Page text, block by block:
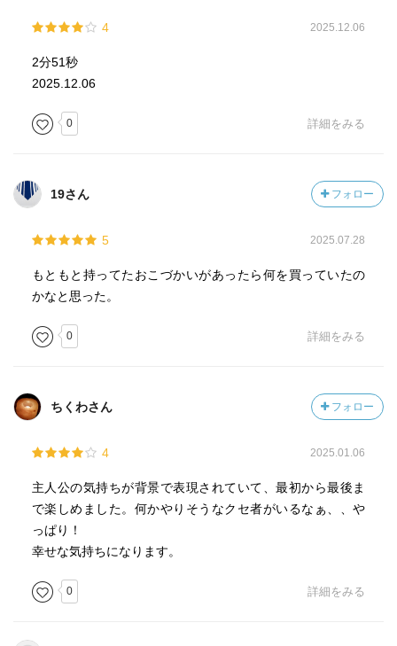
4 2025.12.06
2分51秒
2025.12.06
0 詳細をみる
19さん フォロー
5 2025.07.28
もともと持ってたおこづかいがあったら何を買っていたの
かなと思った。
0 詳細をみる
ちくわさん フォロー
4 2025.01.06
主人公の気持ちが背景で表現されていて、最初から最後ま
で楽しめました。何かやりそうなクセ者がいるなぁ、、や
っぱり！
幸せな気持ちになります。
0 詳細をみる